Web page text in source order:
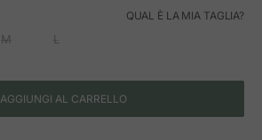
QUAL È LA MIA TAGLIA?
M L
AGGIUNGI AL CARRELLO